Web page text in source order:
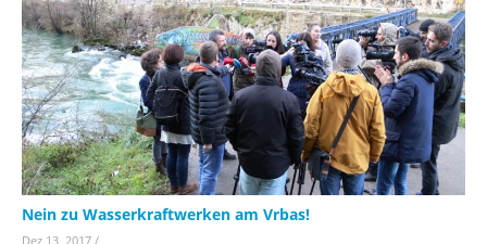
Nein zu Wasserkraftwerken am Vrbas!
Dez 13, 2017 /